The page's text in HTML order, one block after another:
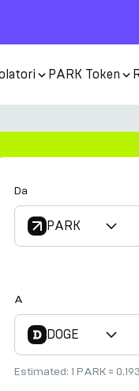
PARK Token
Da
PARK
A
DOGE
Estimated: 1 PARK ≈